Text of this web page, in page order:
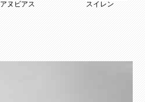
アヌビアス スイレン